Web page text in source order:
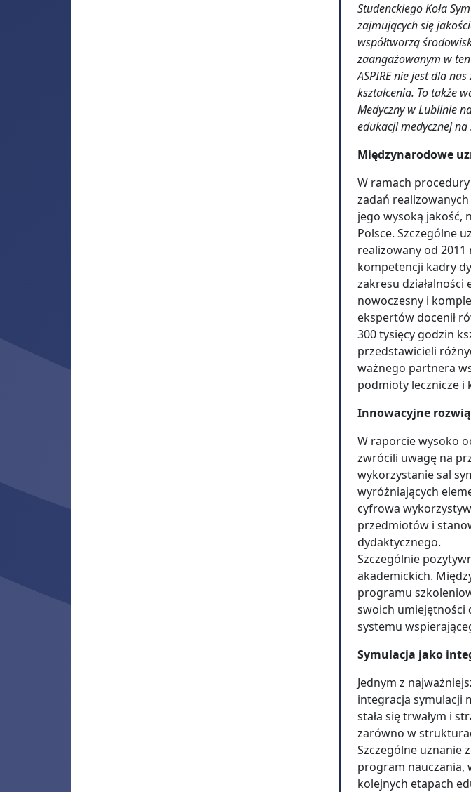
Studenckiego Koła
zajmujących się
współtworzą
zaangażowanym w
ASPIRE nie jest dla
kształcenia. To także
Medyczny w Lublinie
edukacji medycznej na
Międzynarodowe
W ramach
zadań
jego wysoką jakość,
Polsce. Szczególne
realizowany od
kompetencji kadry
zakresu działalności
nowoczesny i
ekspertów docenił
300 tysięcy godzin
przedstawicieli
ważnego partnera
podmioty lecznicze i
Innowacyjne
W raporcie wysoko
zwrócili uwagę na
wykorzystanie sal
wyróżniających
cyfrowa
przedmiotów i
dydaktycznego.
Szczególnie
akademickich.
programu
swoich umiejętności
systemu
Symulacja jako
Jednym z
integracja symulacji
stała się trwałym i
zarówno w
Szczególne uznanie
program nauczania,
kolejnych etapach